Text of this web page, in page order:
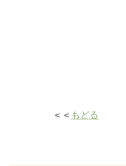
＜＜ もどる